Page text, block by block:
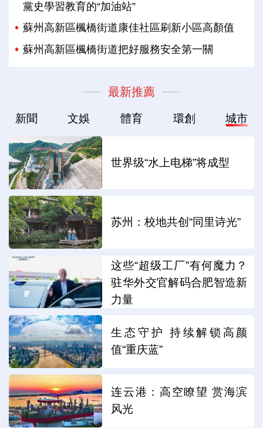
黨史學習教育的“加油站”
蘇州高新區楓橋街道康佳社區刷新小區高顏值
蘇州高新區楓橋街道把好服務安全第一關
最新推薦
新聞 文娛 體育 環創 城市
世界级“水上电梯”将成型
苏州：校地共创“同里诗光”
这些“超级工厂”有何魔力？
驻华外交官解码合肥智造新
力量
生态守护 持续解锁高颜
值“重庆蓝”
连云港：高空瞭望 赏海滨
风光